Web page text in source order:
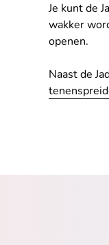
Je kunt de
wakker
openen.
Naast de